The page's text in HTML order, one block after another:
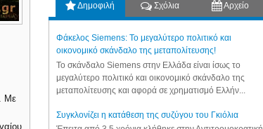
Με
Δημοφιλή Σχόλια Αρχείο
Φάκελος Siemens: Το μεγαλύτερο πολιτικό και
οικονομικό σκάνδαλο της μεταπολίτευσης!
Το σκάνδαλο Siemens στην Ελλάδα είναι ίσως το
μεγαλύτερο πολιτικό και οικονομικό σκάνδαλο της
μεταπολίτευσης και αφορά σε χρηματισμό Ελλήν...
Συγκλονίζει η κατάθεση της συζύγου του Γκιόλια